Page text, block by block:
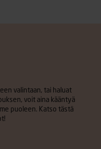
valintaan, tai haluat
voit aina kääntyä
puoleen. Katso tästä